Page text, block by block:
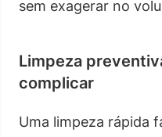
sem exagerar no
Limpeza
complicar
Uma limpeza rápida